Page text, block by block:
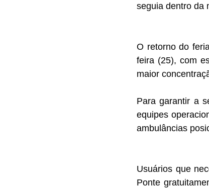
seguia dentro da
O retorno do
feira (25), com
maior
Para garantir a
equipes
ambulâncias
Usuários que
Ponte